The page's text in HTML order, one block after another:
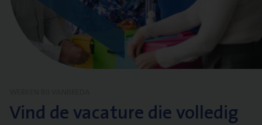
Vind de vacature die volledig